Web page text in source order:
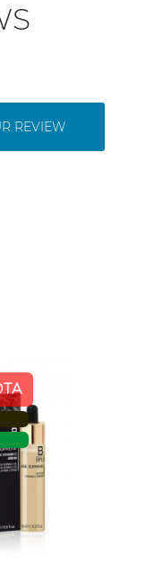
REVIEW